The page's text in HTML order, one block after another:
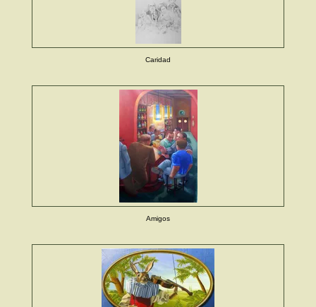
Caridad
Amigos